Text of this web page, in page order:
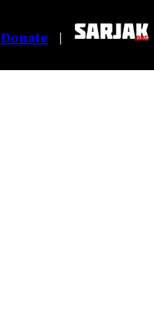
Donate |